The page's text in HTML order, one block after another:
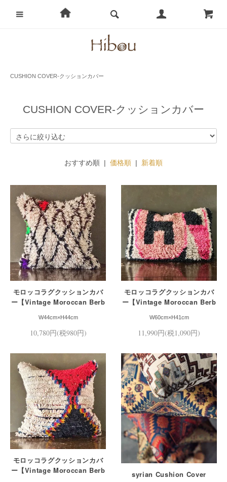
CUSHION COVER-クッションカバー
CUSHION COVER-クッションカバー
おすすめ順 | 価格順 | 新着順
モロッコラグクッションカバ
ー【Vintage Moroccan Berb
W44cm×H44cm
10,780円(税980円)
モロッコラグクッションカバ
ー【Vintage Moroccan Berb
W60cm×H41cm
11,990円(税1,090円)
モロッコラグクッションカバ
ー【Vintage Moroccan Berb
syrian Cushion Cover